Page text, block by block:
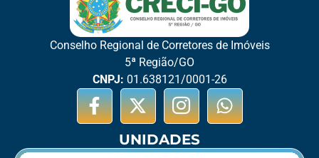
Conselho Regional de Corretores de Imóveis
5ª Região/GO
CNPJ: 01.638121/0001-26
UNIDADES